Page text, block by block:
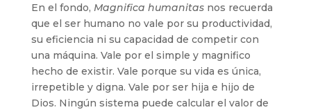
En el fondo, Magnifica humanitasnos recuerda
que el ser humano no vale por su productividad,
su eficiencia ni su capacidad de competir con
una máquina. Vale por el simple y magnifico
hecho de existir. Vale porque su vida es única,
irrepetible y digna. Vale por ser hija e hijo de
Dios. Ningún sistema puede calcular el valor de